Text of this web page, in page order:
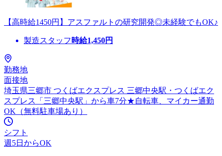
【高時給1450円】アスファルトの研究開発◎未経験でもOK♪
製造スタッフ 時給1,450円
勤務地
面接地
埼玉県三郷市 つくばエクスプレス 三郷中央駅・つくばエク
スプレス「三郷中央駅」から車7分★自転車、マイカー通勤
OK（無料駐車場あり）
シフト
週5日からOK